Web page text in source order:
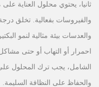
ثانيا، يحتوي محلول العناية
والفيروسات بفعالية. تخلق
والعدسات بيئة مثالية لنمو
احمرار أو التهاب أو حتى
الشامل، يجب ترك المحلول على
والحفاظ على النظافة السليمة.